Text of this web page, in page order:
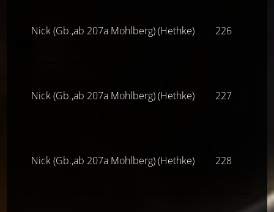
Nick (Gb.,ab 207a Mohlberg) (Hethke) 226
Nick (Gb.,ab 207a Mohlberg) (Hethke) 227
Nick (Gb.,ab 207a Mohlberg) (Hethke) 228